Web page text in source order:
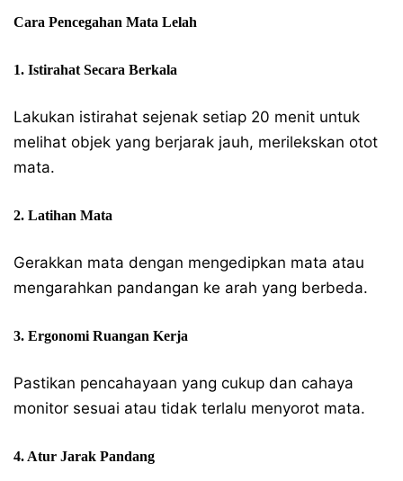
Cara Pencegahan Mata Lelah
1. Istirahat Secara Berkala
Lakukan istirahat sejenak setiap 20 menit untuk
melihat objek yang berjarak jauh, merilekskan otot
mata.
2. Latihan Mata
Gerakkan mata dengan mengedipkan mata atau
mengarahkan pandangan ke arah yang berbeda.
3. Ergonomi Ruangan Kerja
Pastikan pencahayaan yang cukup dan cahaya
monitor sesuai atau tidak terlalu menyorot mata.
4. Atur Jarak Pandang